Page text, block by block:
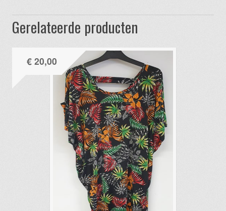
Gerelateerde producten
€20,00